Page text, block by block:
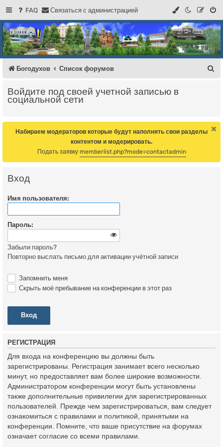
FAQ Связаться с администрацией
Регистрация
Форум Богодухова
Богодухов
Богодухов Список форумов
к
Войдите под своей учетной записью в
социальной сети
Набираем модераторов которые будут наполнять свои разделы
контентом и модерировать.
Подать заявку memberlist.php?mode=contactadmin
Вход
Имя пользователя:
Пароль:
Забыли пароль?
Повторно выслать письмо для активации учётной записи
Запомнить меня
Скрыть моё пребывание на конференции в этот раз
РЕ ГИСТРАЦИЯ
Для входа на конференцию вы должны быть
зарегистрированы. Регистрация занимает всего несколько
минут, но предоставляет вам более широкие возможности.
Администратором конференции могут быть установлены
также дополнительные привилегии для зарегистрированных
пользователей. Прежде чем зарегистрироваться, вам следует
ознакомиться с правилами и политикой, принятыми на
конференции. Помните, что ваше присутствие на форумах
означает согласие со всеми правилами.